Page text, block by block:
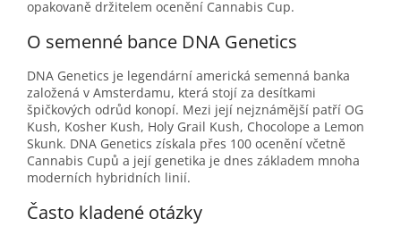
opakovaně držitelem ocenění Cannabis Cup.
O semenné bance DNA Genetics
DNA Genetics je legendární americká semenná banka
založená v Amsterdamu, která stojí za desítkami
špičkových odrůd konopí. Mezi její nejznámější patří OG
Kush, Kosher Kush, Holy Grail Kush, Chocolope a Lemon
Skunk. DNA Genetics získala přes 100 ocenění včetně
Cannabis Cupů a její genetika je dnes základem mnoha
moderních hybridních linií.
Často kladené otázky